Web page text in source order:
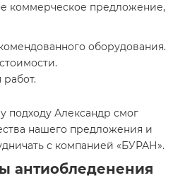
коммерческое предложение,
оборудования.
подходу Александр смог
нашего предложения и
с компанией «БУРАН».
антиобледенения